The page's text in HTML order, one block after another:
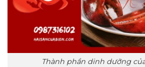
Thành phần dinh dưỡng